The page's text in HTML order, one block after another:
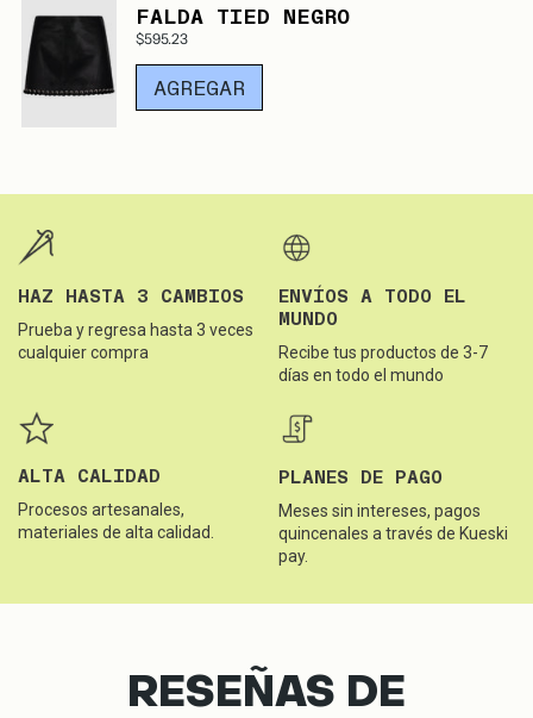
FALDA TIED NEGRO
$595.23
AGREGAR
HAZ HASTA 3 CAMBIOS
Prueba y regresa hasta 3 veces
cualquier compra
ENVÍOS A TODO EL
MUNDO
Recibe tus productos de 3-7
días en todo el mundo
ALTA CALIDAD
Procesos artesanales,
materiales de alta calidad.
PLANES DE PAGO
Meses sin intereses, pagos
quincenales a través de Kueski
pay.
RESEÑAS DE